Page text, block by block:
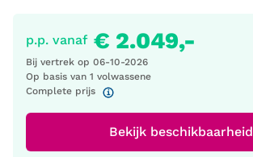
p.p. vanaf € 2.049,-
Bij vertrek op 06-10-2026
Op basis van 1 volwassene
Complete prijs
Bekijk beschikbaarheid